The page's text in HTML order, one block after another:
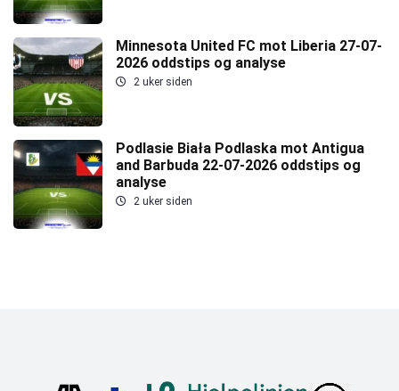
Minnesota United FC mot Liberia 27-07-
2026 oddstips og analyse
2 uker siden
Podlasie Biała Podlaska mot Antigua
and Barbuda 22-07-2026 oddstips og
analyse
2 uker siden